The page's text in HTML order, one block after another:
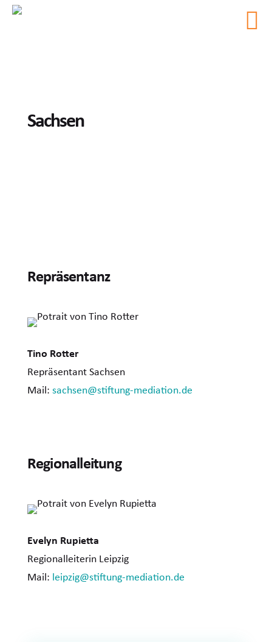
Sachsen
Repräsentanz
Tino Rotter
Repräsentant Sachsen
Mail: sachsen@stiftung-mediation.de
Regionalleitung
Evelyn Rupietta
Regionalleiterin Leipzig
Mail: leipzig@stiftung-mediation.de